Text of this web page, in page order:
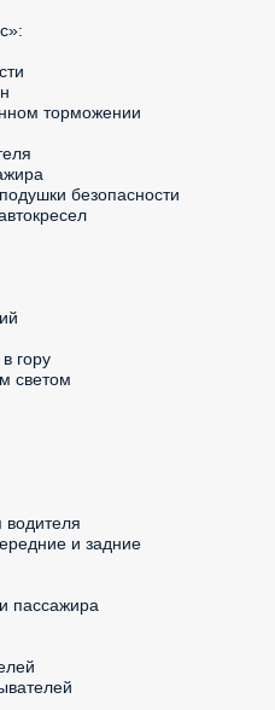
торможении
безопасности
гору
светом
водителя
и задние
пассажира